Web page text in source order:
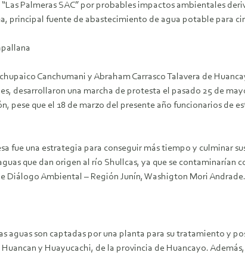
Palmeras SAC” por probables impactos ambientales
principal fuente de abastecimiento de agua potable para
Canchumani y Abraham Carrasco Talavera de
desarrollaron una marcha de protesta el pasado 25 de
pese que el 18 de marzo del presente año funcionarios de
fue una estrategia para conseguir más tiempo y culminar
que dan origen al río Shullcas, ya que se contaminarían
Diálogo Ambiental – Región Junín, Washigton Mori Andrade.
aguas son captadas por una planta para su tratamiento y
y Huayucachi, de la provincia de Huancayo.